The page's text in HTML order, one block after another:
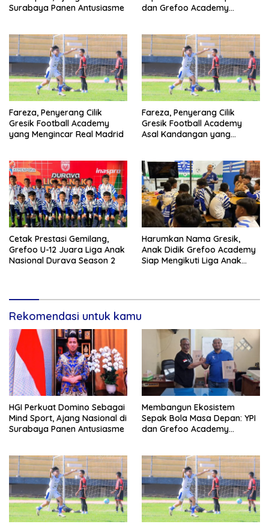
Surabaya Panen Antusiasme
dan Grefoo Academy
Fareza, Penyerang Cilik
Gresik Football Academy
yang Mengincar Real Madrid
Fareza, Penyerang Cilik
Gresik Football Academy
Asal Kandangan yang
Cetak Prestasi Gemilang,
Grefoo U-12 Juara Liga Anak
Nasional Durava Season 2
Harumkan Nama Gresik,
Anak Didik Grefoo Academy
Siap Mengikuti Liga Anak
Rekomendasi untuk kamu
HGI Perkuat Domino Sebagai
Mind Sport, Ajang Nasional di
Surabaya Panen Antusiasme
Membangun Ekosistem
Sepak Bola Masa Depan: YPI
dan Grefoo Academy